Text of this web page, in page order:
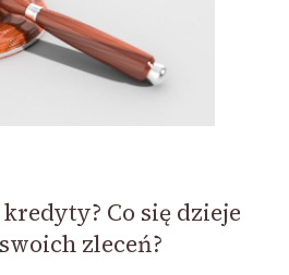
Co się dzieje
zleceń?